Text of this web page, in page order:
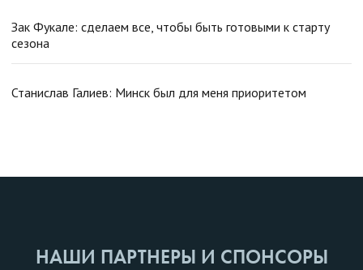
Зак Фукале: сделаем все, чтобы быть готовыми к старту
сезона
Станислав Галиев: Минск был для меня приоритетом
НАШИ ПАРТНЕРЫ И СПОНСОРЫ